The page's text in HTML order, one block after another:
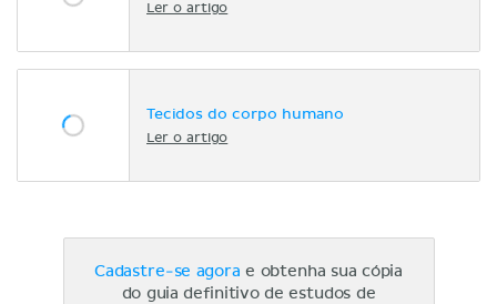
Ler o artigo
Tecidos do corpo humano
Ler o artigo
Cadastre-se agora e obtenha sua cópia
do guia definitivo de estudos de